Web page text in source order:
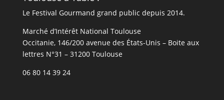
Le Festival Gourmand grand public depuis 2014.
Marché d’Intérêt National Toulouse
Occitanie, 146/200 avenue des États-Unis​​ – Boite aux
lettres N°31 – 31200 Toulouse
06 80 14 39 24